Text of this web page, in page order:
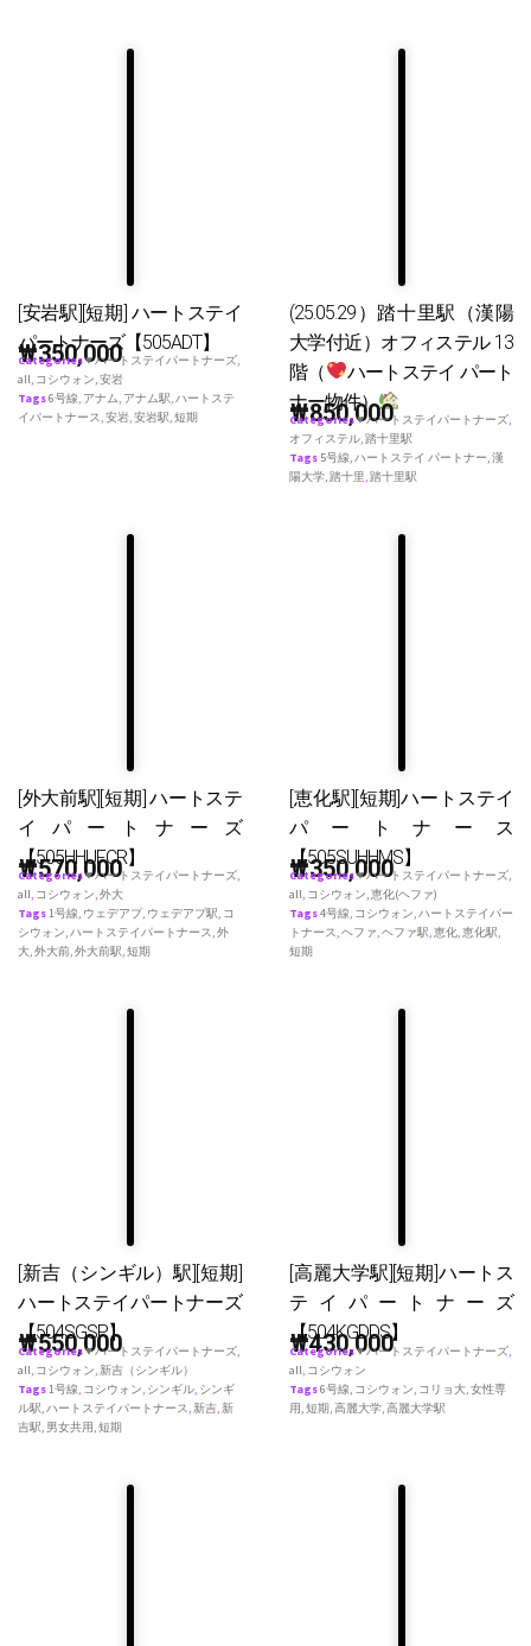
[安岩駅][短期] ハートステイ
パートナーズ【505ADT】
₩350,000
Categories♥ ハートステイパートナーズ,
all, コシウォン,安岩
Tags6号線, アナム, アナム駅,ハートステ
イパートナース,安岩,安岩駅,短期
(25.05.29）踏十里駅（漢陽
大学付近）オフィステル 13
階（
ハートステイ パート
ナー物件）
₩850,000
Categories♥ ハートステイパートナーズ,
オフィステル,踏十里駅
Tags 5号線,ハートステイ パートナー,漢
陽大学,踏十里,踏十里駅
[外大前駅][短期] ハートステ
イパートナーズ
【505HHUFCR】
₩570,000
Categories♥ ハートステイパートナーズ,
all, コシウォン,外大
Tags1号線, ウェデアプ, ウェデアプ駅, コ
シウォン,ハートステイパートナース,外
大,外大前,外大前駅,短期
[恵化駅][短期]ハートステイ
パートナース
【505SUHHMS】
₩350,000
Categories♥ ハートステイパートナーズ,
all, コシウォン,恵化(ヘファ)
Tags4号線, コシウォン,ハートステイパー
トナース,ヘファ,ヘファ駅,恵化,恵化駅,
短期
[新吉（シンギル）駅][短期]
ハートステイパートナーズ
【504SGSP】
₩550,000
Categories♥ ハートステイパートナーズ,
all, コシウォン,新吉（シンギル）
Tags1号線, コシウォン, シンギル, シンギ
ル駅,ハートステイパートナース,新吉,新
吉駅, 男女共用,短期
[高麗大学駅][短期]ハートス
テイパートナーズ
【504KGDDS】
₩430,000
Categories♥ ハートステイパートナーズ,
all, コシウォン
Tags6号線, コシウォン, コリョ大,女性専
用,短期,高麗大学,高麗大学駅